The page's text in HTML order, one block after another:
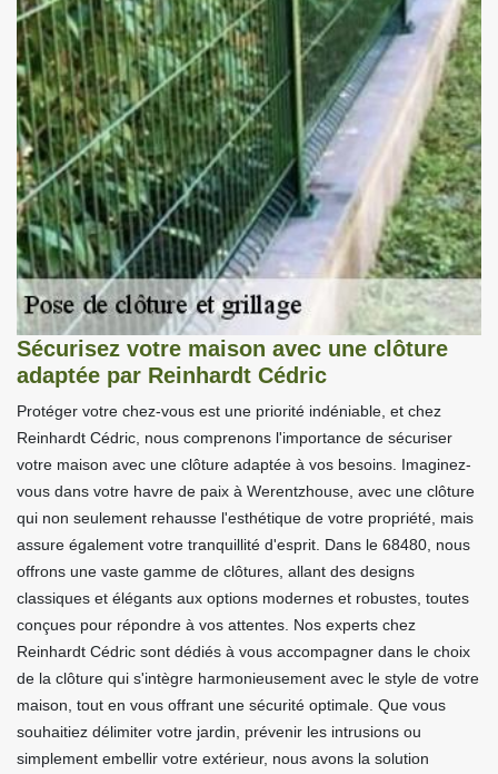
Sécurisez votre maison avec une clôture
adaptée par Reinhardt Cédric
Protéger votre chez-vous est une priorité indéniable, et chez
Reinhardt Cédric, nous comprenons l'importance de sécuriser
votre maison avec une clôture adaptée à vos besoins. Imaginez-
vous dans votre havre de paix à Werentzhouse, avec une clôture
qui non seulement rehausse l'esthétique de votre propriété, mais
assure également votre tranquillité d'esprit. Dans le 68480, nous
offrons une vaste gamme de clôtures, allant des designs
classiques et élégants aux options modernes et robustes, toutes
conçues pour répondre à vos attentes. Nos experts chez
Reinhardt Cédric sont dédiés à vous accompagner dans le choix
de la clôture qui s'intègre harmonieusement avec le style de votre
maison, tout en vous offrant une sécurité optimale. Que vous
souhaitiez délimiter votre jardin, prévenir les intrusions ou
simplement embellir votre extérieur, nous avons la solution